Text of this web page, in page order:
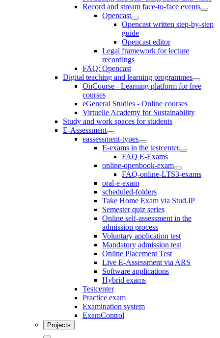
Record and stream face-to-face events
Opencast
Opencast written step-by-step
guide
Opencast editor
Legal framework for lecture
recordings
FAQ: Opencast
Digital teaching and learning programmes
OnCourse - Learning platform for free
courses
eGeneral Studies - Online courses
Virtuelle Academy for Sustainability
Study and work spaces for students
E-Assessment
eassessment-types
E-exams in the testcenter
FAQ E-Exams
online-openbook-exam
FAQ-online-LTS3-exams
oral-e-exam
scheduled-folders
Take Home Exam via Stud.IP
Semester quiz series
Online self-assessment in the
admission process
Voluntary application test
Mandatory admission test
Online Placement Test
Live E-Assessment via ARS
Software applications
Hybrid exams
Testcenter
Practice exam
Examination system
ExamControl
Projects